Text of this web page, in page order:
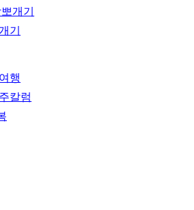
개기
기
행
칼럼